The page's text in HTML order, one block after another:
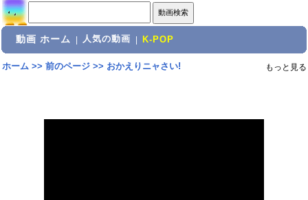
動画 ホーム 人気の動画 K-POP
ホーム>> 前のページ>> おかえりニャさい! もっと見る